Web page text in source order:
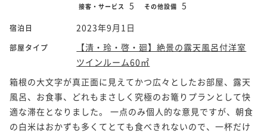
接客・サービス 5 その他設備 5
宿泊日 2023年9月1日
部屋タイプ
【清・玲・啓・廻】絶景の露天風呂付洋室
ツインルーム60㎡
箱根の大文字が真正面に見えてかつ広々としたお部屋、露天
風呂、お食事、どれもまさしく究極のお篭りプランとして快
適な滞在となりました。 一点のみ個人的な意見ですが、朝食
の白米はおかずも多くてとても食べきれないので、一杯だけ